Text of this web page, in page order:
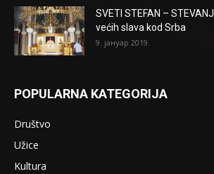
SVETI STEFAN –
većih slava kod Srba
9. јануар 2019.
POPULARNA KATEGORIJA
Društvo
Užice
Kultura